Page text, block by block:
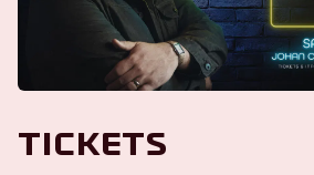
Tickets